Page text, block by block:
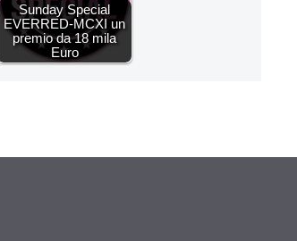
Sunday Special
EVERRED-MCXI un
premio da 18 mila
Euro